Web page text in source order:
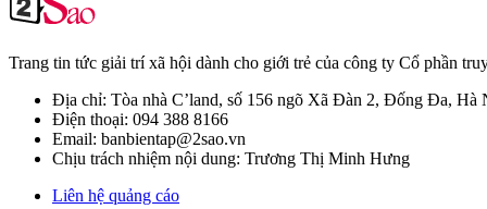
Trang tin tức giải trí xã hội dành cho giới trẻ của công ty Cổ phần
Địa chỉ: Tòa nhà C’land, số 156 ngõ Xã Đàn 2, Đống Đa, Hà
Điện thoại: 094 388 8166
Email: banbientap@2sao.vn
Chịu trách nhiệm nội dung: Trương Thị Minh Hưng
Liên hệ quảng cáo